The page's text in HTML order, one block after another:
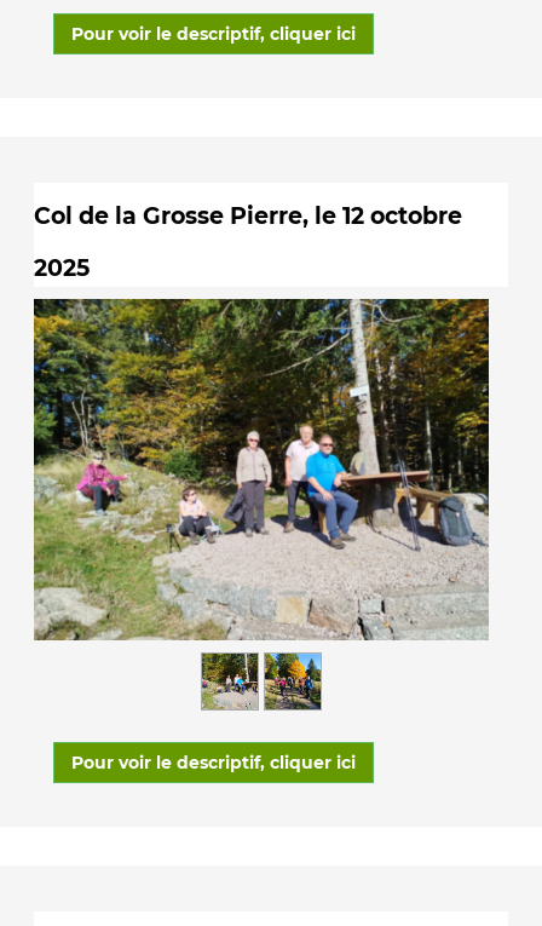
Pour voir le descriptif, cliquer ici
Col de la Grosse Pierre, le 12 octobre
2025
Pour voir le descriptif, cliquer ici